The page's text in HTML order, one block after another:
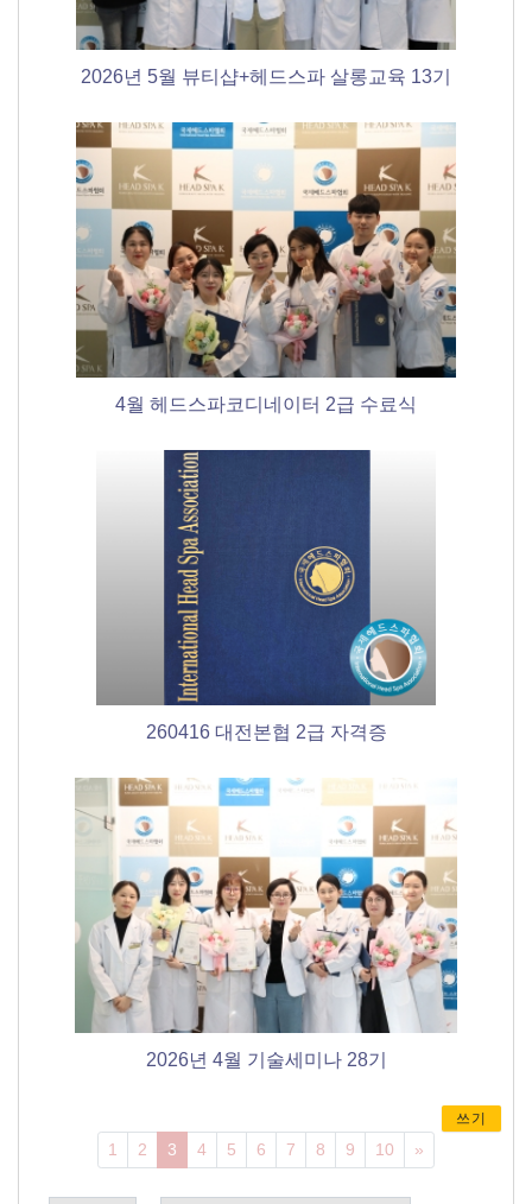
2026년 5월 뷰티샵+헤드스파 살롱교육 13기
4월 헤드스파코디네이터 2급 수료식
260416 대전본협 2급 자격증
2026년 4월 기술세미나 28기
쓰기
1 2 3 4 5 6 7 8 9 10 »